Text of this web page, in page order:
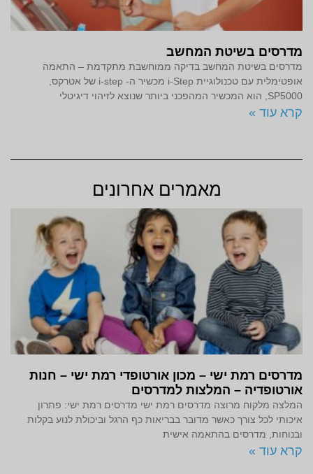
מדרסים בשיטת המחשב
מדרסים בשיטת המחשב בדיקה ממוחשבת מתקדמת – התאמה
אופטימלית עם טכנולוגיית i-Step מכשיר ה- i-step של אטרקס,
SP5000, הוא המכשיר המהפכני ביותר שנוצא לזיהוי דיגיטלי
קרא עוד »
מאמרים אחרונים
מדרסים רמת ישי – מכון אורטופדי רמת ישי – חנות
אורטופדיה – המלצות למדרסים
המלצה מלקוח מרוצה מדרסים רמת ישי מדרסים רמת ישי: פתרון
איכותי לכל צורך כאשר מדובר בבריאות כף הרגל וביכולת לנוע בקלות
ובנוחות, מדרסים בהתאמה אישית
קרא עוד »